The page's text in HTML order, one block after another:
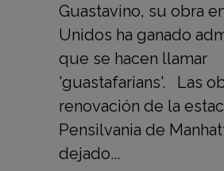
Guastavino, su obra
Unidos ha ganado
que se hacen llamar
'guastafarians'. Las
renovación de la
Pensilvania de
dejado...